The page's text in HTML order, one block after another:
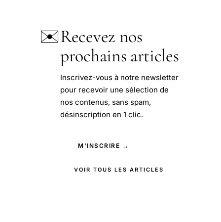
✉️Recevez nos
prochains articles
Inscrivez-vous à notre newsletter
pour recevoir une sélection de
nos contenus, sans spam,
désinscription en 1 clic.
M'INSCRIRE →
VOIR TOUS LES ARTICLES